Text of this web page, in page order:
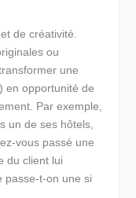
de créativité.
ou
une
en opportunité de
Par exemple,
un de ses hôtels,
vous passé une
du client lui
passe-t-on une si